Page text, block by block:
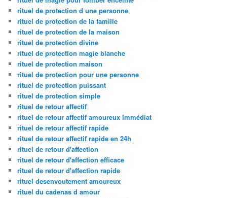
rituel de protection d une personne
rituel de protection de la famille
rituel de protection de la maison
rituel de protection divine
rituel de protection magie blanche
rituel de protection maison
rituel de protection pour une personne
rituel de protection puissant
rituel de protection simple
rituel de retour affectif
rituel de retour affectif amoureux immédiat
rituel de retour affectif rapide
rituel de retour affectif rapide en 24h
rituel de retour d'affection
rituel de retour d'affection efficace
rituel de retour d'affection rapide
rituel desenvoutement amoureux
rituel du cadenas d amour